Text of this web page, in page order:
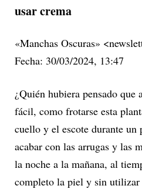
usar crema
«Manchas Oscuras»
Fecha: 30/03/2024, 13:47
¿Quién hubiera pensado que
fácil, como frotarse esta
cuello y el escote durante un
acabar con las arrugas y las
la noche a la mañana, al
completo la piel y sin utilizar